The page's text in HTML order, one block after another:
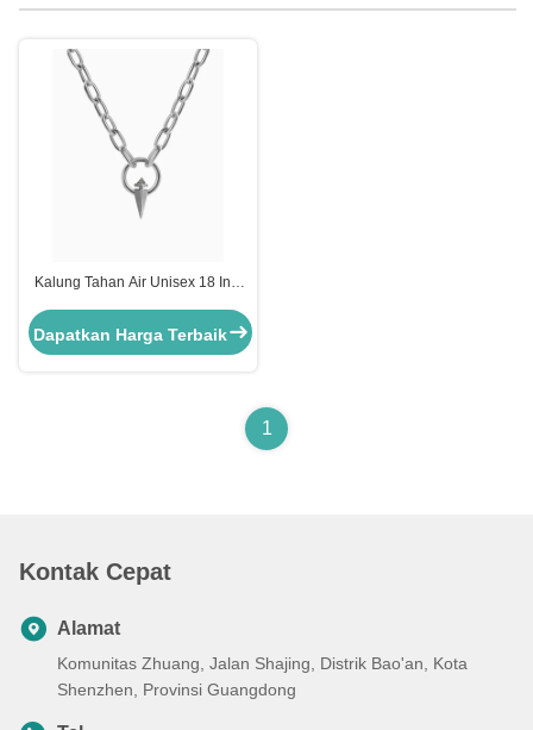
Kalung Tahan Air Unisex 18 Inci
Grade Bedah
Dapatkan Harga Terbaik
1
Kontak Cepat
Alamat
Komunitas Zhuang, Jalan Shajing, Distrik Bao'an, Kota
Shenzhen, Provinsi Guangdong